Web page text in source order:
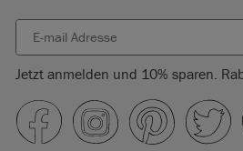
Jetzt anmelden und 10% sparen.